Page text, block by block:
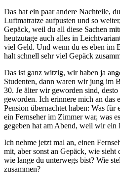
Das hat ein paar andere Nachteile,
Luftmatratze aufpusten und so
Gepäck, weil du all diese Sachen
heutzutage auch alles in
viel Geld. Und wenn du es eben im
halt schnell sehr viel Gepäck
Das ist ganz witzig, wir haben ja
Studenten, dann waren wir jung im
30. Je älter wir geworden sind,
geworden. Ich erinnere mich an das
Pension übernachtet haben: Was für
ein Fernseher im Zimmer war, was
gegeben hat am Abend, weil wir ein
Ich nehme jetzt mal an, einen
mit, aber sonst an Gepäck, wie sieht
wie lange du unterwegs bist? Wie
zusammen?